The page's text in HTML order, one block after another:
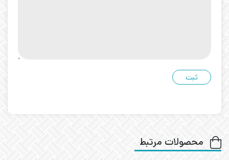
محصولات مرتبط